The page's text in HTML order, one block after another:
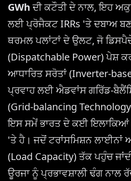
GWhਦੀ ਕਟੌਤੀ ਦੇ ਨਾਲ, ਇਹ
ਲਈ ਪ੍ਰੋਜੈਕਟ IRRs 'ਤੇ ਦਬਾਅ
ਥਰਮਲ ਪਲਾਂਟਾਂ ਦੇ ਉਲਟ, ਜੋ
(Dispatchable Power) ਪੇਸ਼
ਆਧਾਰਿਤ ਸਰੋਤਾਂ (Inverter-
ਪ੍ਰਵਾਹ ਲਈ ਐਡਵਾਂਸ ਗਰਿੱਡ-
(Grid-balancing
ਇਸ ਸਮੇਂ ਭਾਰਤ ਦੇ ਕਈ ਇਲਾਕਿਆਂ
'ਤੇ ਹੈ। ਜਦੋਂ ਟਰਾਂਸਮਿਸ਼ਨ ਲਾਈਨਾਂ
(Load Capacity) ਤੱਕ ਪਹੁੰਚ
ਊਰਜਾ ਨੂੰ ਪ੍ਰਭਾਵਸ਼ਾਲੀ ਢੰਗ ਨਾਲ